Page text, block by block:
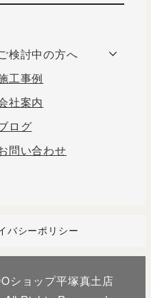
検討中の方へ
工事例
社案内
ログ
問い合わせ
バシーポリシー
ショップ平塚真土店